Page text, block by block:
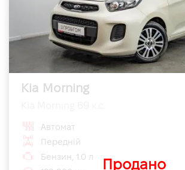
Kia Morning
Продано
Автомат
Передній
Бензин, 1.0 л